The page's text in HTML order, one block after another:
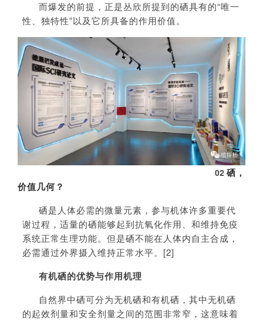
而爆发的前提，正是丛欣所提到的硒具有的“唯一
性、独特性”以及它所具备的作用价值。
02 硒，
价值几何？
硒是人体必需的微量元素，参与机体许多重要代
谢过程，适量的硒能够起到抗氧化作用、和维持免疫
系统正常生理功能。但是硒不能在人体内自主合成，
必需通过外界摄入维持正常水平。[2]
有机硒的优势与作用机理
自然界中硒可分为无机硒和有机硒，其中无机硒
的起效剂量和安全剂量之间的范围非常窄，这意味着